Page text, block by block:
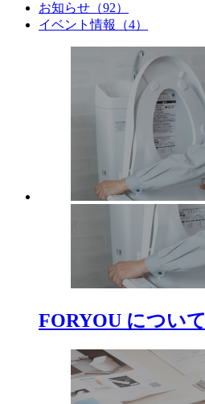
お知らせ（92）
イベント情報（4）
FORYOU について